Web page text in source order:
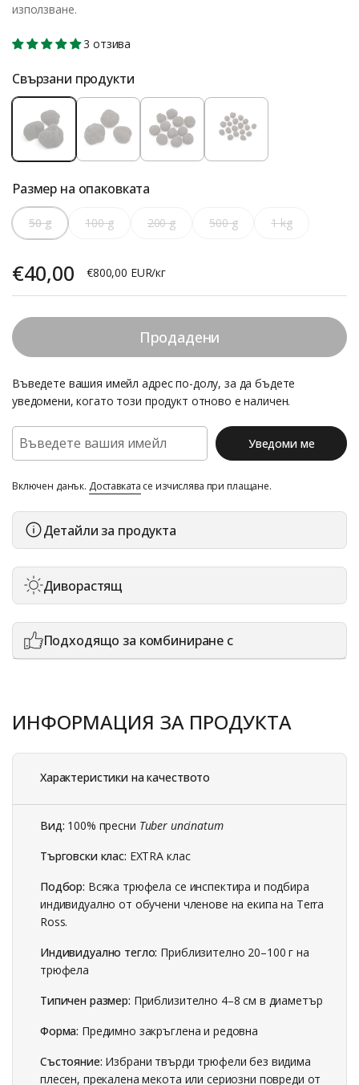
използване.
3 отзива
Свързани продукти
Размер на опаковката
50 g 100 g 200 g 500 g 1 kg
Цена:
€40,00 Единична цена:
€800,00 EUR/кг
Продадени
Въведете вашия имейл адрес по-долу, за да бъдете
уведомени, когато този продукт отново е наличен.
Уведоми ме
Включен данък. Доставката се изчислява при плащане.
Детайли за продукта
Диворастящ
Подходящо за комбиниране с
ИНФОРМАЦИЯ ЗА ПРОДУКТА
Характеристики на качеството
Вид: 100% пресни Tuber uncinatum
Търговски клас: EXTRA клас
Подбор: Всяка трюфела се инспектира и подбира
индивидуално от обучени членове на екипа на Terra
Ross.
Индивидуално тегло: Приблизително 20–100 г на
трюфела
Типичен размер: Приблизително 4–8 см в диаметър
Форма: Предимно закръглена и редовна
Състояние: Избрани твърди трюфели без видима
плесен, прекалена мекота или сериозни повреди от